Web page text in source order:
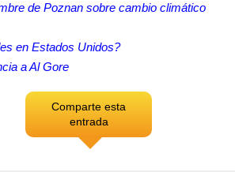
de Poznan sobre cambio climático
en Estados Unidos?
a Al Gore
Comparte esta
entrada